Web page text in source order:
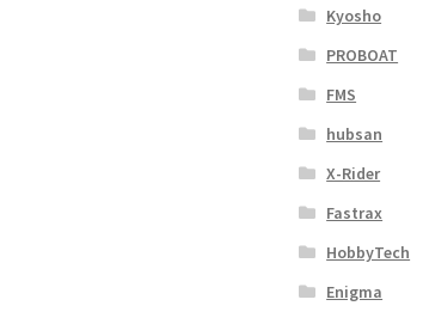
Kyosho
PROBOAT
FMS
hubsan
X-Rider
Fastrax
HobbyTech
Enigma